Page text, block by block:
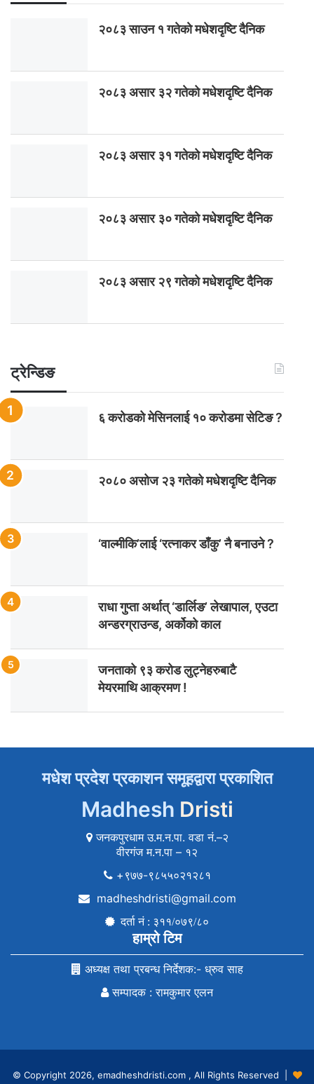
२०८३ साउन १ गतेकाे मधेशदृष्टि दैनिक
२०८३ असार ३२ गतेको मधेशदृष्टि दैनिक
२०८३ असार ३१ गतेको मधेशदृष्टि दैनिक
२०८३ असार ३० गतेको मधेशदृष्टि दैनिक
२०८३ असार २९ गतेको मधेशदृष्टि दैनिक
ट्रेन्डिङ
६ करोडको मेसिनलाई १० करोडमा सेटिङ ?
२०८० असोज २३ गतेको मधेशदृष्टि दैनिक
‘वाल्मीकि’लाई ‘रत्नाकर डाँकु’ नै बनाउने ?
राधा गुप्ता अर्थात् ‘डार्लिङ’ लेखापाल, एउटा
अन्डरग्राउन्ड, अर्कोको काल
जनताको ९३ करोड लुट्नेहरुबाटै
मेयरमाथि आक्रमण !
मधेश प्रदेश प्रकाशन समूहद्वारा प्रकाशित
Madhesh Dristi
जनकपुरधाम उ.म.न.पा. वडा नं.–२
वीरगंज म.न.पा – १२
+९७७-९८५५०२१२८१
madheshdristi@gmail.com
दर्ता नं : ३११/०७९/८०
हाम्रो टिम
अध्यक्ष तथा प्रबन्ध निर्देशक:- ध्रुव साह
सम्पादक : रामकुमार एलन
© Copyright 2026, emadheshdristi.com , All Rights Reserved |